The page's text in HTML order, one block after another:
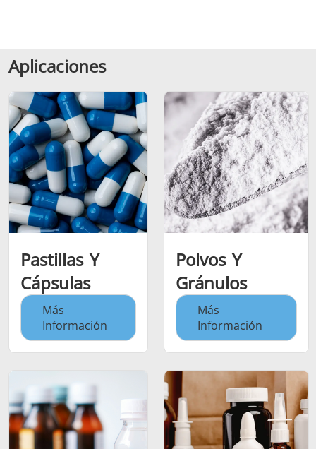
Aplicaciones
Pastillas Y
Cápsulas
Más
Información
Polvos Y
Gránulos
Más
Información